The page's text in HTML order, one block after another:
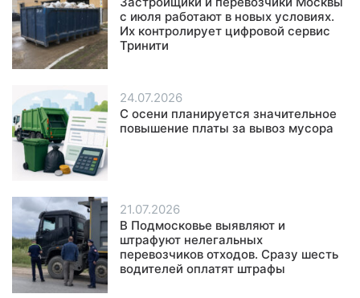
с июля работают в новых условиях.
Их контролирует цифровой сервис
Тринити
24.07.2026
С осени планируется значительное
повышение платы за вывоз мусора
21.07.2026
В Подмосковье выявляют и
штрафуют нелегальных
перевозчиков отходов. Сразу шесть
водителей оплатят штрафы